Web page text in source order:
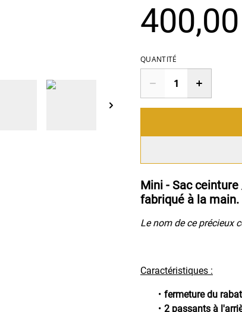
QUANTITÉ
Mini - Sac
fabriqué à la main.
Le nom de ce précieux
Caractéristiques :
fermeture du
2 passants à